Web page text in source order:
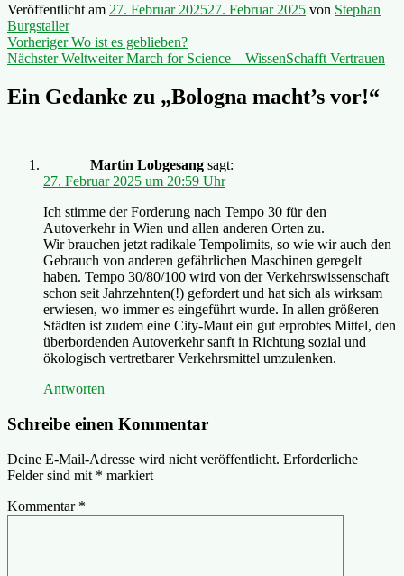
Veröffentlicht am 27. Februar 202527. Februar 2025 von Stephan
Burgstaller
Beitragsnavigation
Vorheriger Vorheriger
Beitrag:
Wo ist es geblieben?
Nächster Nächster
Weltweiter March for Science – WissenSchafft Vertrauen
Ein Gedanke zu „Bologna macht’s vor!“
Martin Lobgesang sagt:
27. Februar 2025 um 20:59 Uhr
Ich stimme der Forderung nach Tempo 30 für den
Autoverkehr in Wien und allen anderen Orten zu.
Wir brauchen jetzt radikale Tempolimits, so wie wir auch den
Gebrauch von anderen gefährlichen Maschinen geregelt
haben. Tempo 30/80/100 wird von der Verkehrswissenschaft
schon seit Jahrzehnten(!) gefordert und hat sich als wirksam
erwiesen, wo immer es eingeführt wurde. In allen größeren
Städten ist zudem eine City-Maut ein gut erprobtes Mittel, den
überbordenden Autoverkehr sanft in Richtung sozial und
ökologisch vertretbarer Verkehrsmittel umzulenken.
Antworten
Schreibe einen Kommentar
Deine E-Mail-Adresse wird nicht veröffentlicht. Erforderliche
Felder sind mit * markiert
Kommentar *